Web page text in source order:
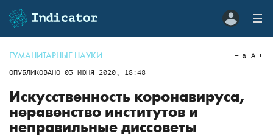
ГУМАНИТАРНЫЕ НАУКИ
ОПУБЛИКОВАНО 03 ИЮНЯ 2020, 18:48
a A
Искусственность коронавируса,
неравенство институтов и
неправильные диссоветы